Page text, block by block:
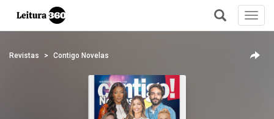
+
Revistas Contigo Novelas